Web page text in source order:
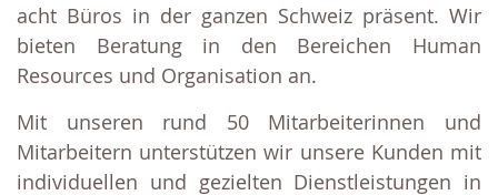
acht Büros in der ganzen Schweiz präsent. Wir
bieten Beratung in den Bereichen Human
Resources und Organisation an.
Mit unseren rund 50 Mitarbeiterinnen und
Mitarbeitern unterstützen wir unsere Kunden mit
individuellen und gezielten Dienstleistungen in